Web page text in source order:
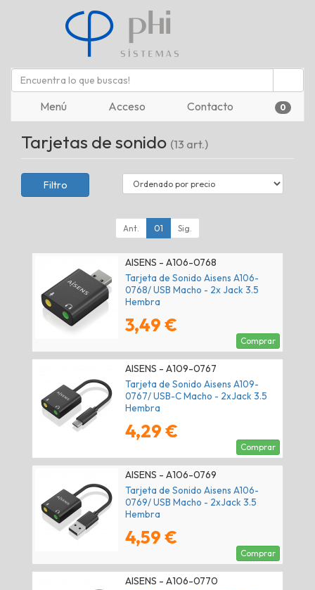
Menú Acceso Contacto 0
Tarjetas de sonido (13 art.)
Filtro
Ant. 01 Sig.
AISENS - A106-0768
Tarjeta de Sonido Aisens A106-
0768/ USB Macho - 2x Jack 3.5
Hembra
3,49 €
Comprar
AISENS - A109-0767
Tarjeta de Sonido Aisens A109-
0767/ USB-C Macho - 2xJack 3.5
Hembra
4,29 €
Comprar
AISENS - A106-0769
Tarjeta de Sonido Aisens A106-
0769/ USB Macho - 2xJack 3.5
Hembra
4,59 €
Comprar
AISENS - A106-0770